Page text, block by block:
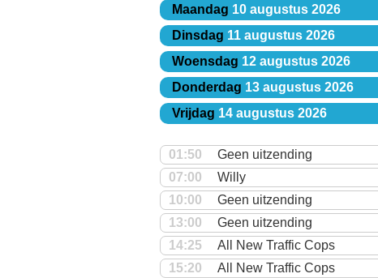
Maandag 10 augustus 2026
Dinsdag 11 augustus 2026
Woensdag 12 augustus 2026
Donderdag 13 augustus 2026
Vrijdag 14 augustus 2026
01:50
Geen uitzending
07:00
Willy
10:00
Geen uitzending
13:00
Geen uitzending
14:25
All New Traffic Cops
15:20
All New Traffic Cops